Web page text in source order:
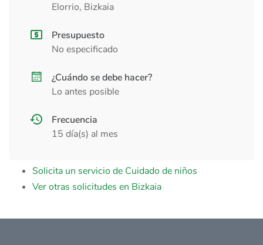
Elorrio, Bizkaia
Presupuesto
No especificado
¿Cuándo se debe hacer?
Lo antes posible
Frecuencia
15 día(s) al mes
Solicita un servicio de Cuidado de niños
Ver otras solicitudes en Bizkaia